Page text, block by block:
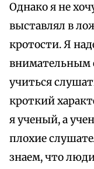
Однако я не
выставлял в
кротости. Я
внимательным
учиться
кроткий
я ученый, а
плохие
знаем, что